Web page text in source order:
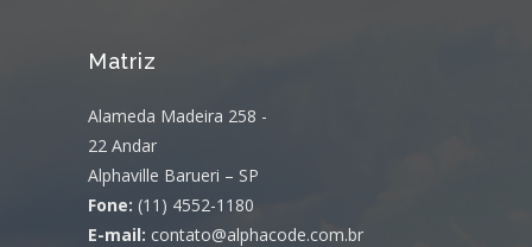
Matriz
Alameda Madeira 258 -
22 Andar
Alphaville Barueri – SP
Fone: (11) 4552-1180
E-mail: contato@alphacode.com.br